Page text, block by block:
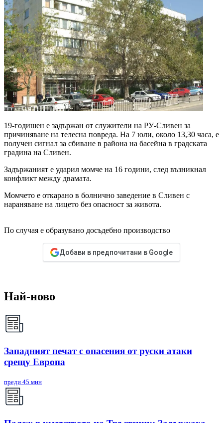
19-годишен е задържан от служители на РУ-Сливен за
причиняване на телесна повреда. На 7 юли, около 13,30 часа, е
получен сигнал за сбиване в района на басейна в градската
градина на Сливен.
Задържаният е ударил момче на 16 години, след възникнал
конфликт между двамата.
Момчето е откарано в болнично заведение в Сливен с
нараняване на лицето без опасност за живота.
По случая е образувано досъдебно производство
Добави в предпочитани в Google
Най-ново
Западният печат с опасения от руски атаки
срещу Европа
преди 45 мин